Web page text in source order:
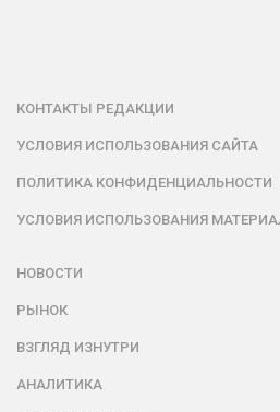
КОНТАКТЫ РЕДАКЦИИ
УСЛОВИЯ ИСПОЛЬЗОВАНИЯ САЙТА
ПОЛИТИКА КОНФИДЕНЦИАЛЬНОСТИ
УСЛОВИЯ ИСПОЛЬЗОВАНИЯ
НОВОСТИ
РЫНОК
ВЗГЛЯД ИЗНУТРИ
АНАЛИТИКА